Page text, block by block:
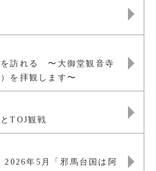
訪れる 〜大御堂観音寺
を拝観します〜
TOJ観戦
2026年5月「邪馬台国は阿